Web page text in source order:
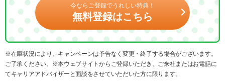
今ならご登録でうれしい特典！
無料登録はこちら
※在庫状況により、キャンペーンは予告なく変更・終了する場合がございます。
ご了承ください。※本ウェブサイトからご登録いただき、ご来社またはお電話に
てキャリアアドバイザーと面談をさせていただいた方に限ります。